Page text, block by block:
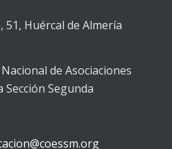
Huércal de Almería
de Asociaciones
Segunda